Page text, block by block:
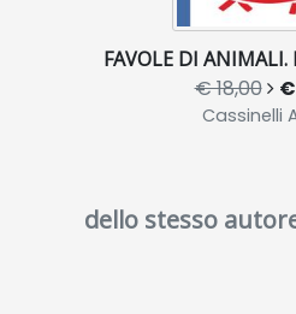
FAVOLE DI ANIMALI.
€ 18,00 €
Cassinelli
dello stesso